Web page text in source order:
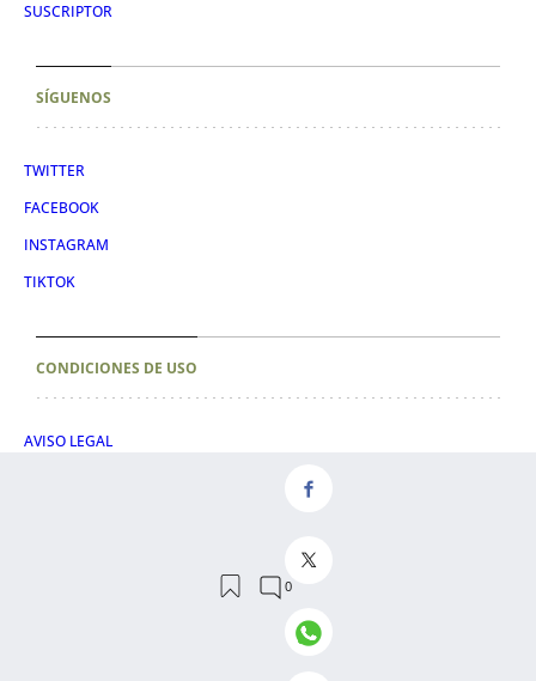
SUSCRIPTOR
SÍGUENOS
TWITTER
FACEBOOK
INSTAGRAM
TIKTOK
CONDICIONES DE USO
AVISO LEGAL